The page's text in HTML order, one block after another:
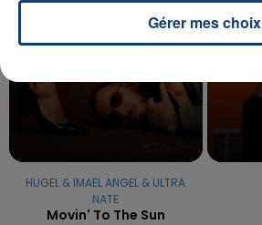
HUGEL & IMAEL ANGEL & ULTRA
NATE
Movin' To The Sun
Gérer mes choix